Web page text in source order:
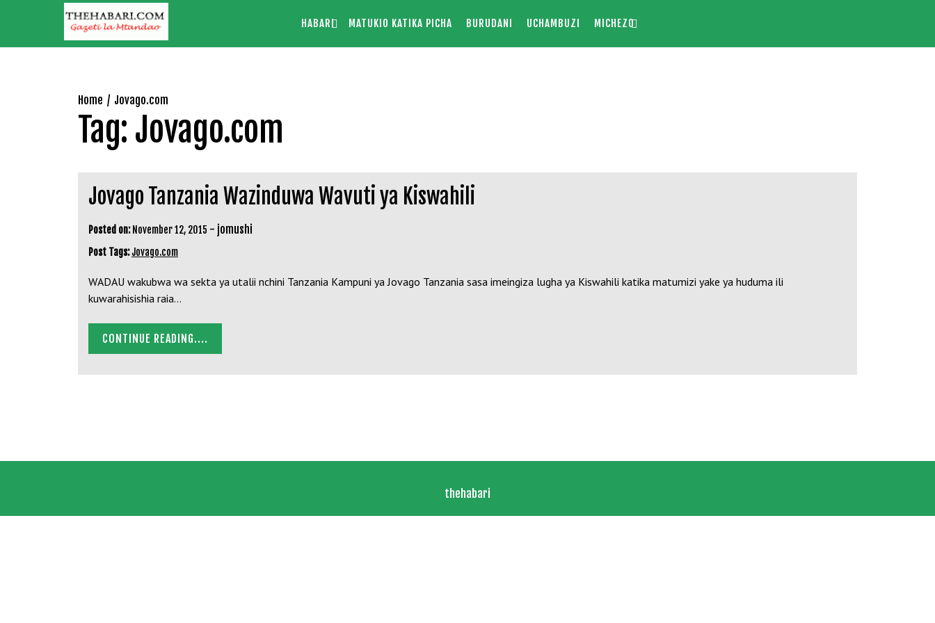
HABARI MATUKIO KATIKA PICHA BURUDANI UCHAMBUZI MICHEZO
Home Jovago.com
Tag: Jovago.com
Jovago Tanzania Wazinduwa Wavuti ya Kiswahili
Posted on: November 12, 2015 - jomushi
Post Tags:Jovago.com
WADAU wakubwa wa sekta ya utalii nchini Tanzania Kampuni ya Jovago Tanzania sasa imeingiza lugha ya Kiswahili katika matumizi yake ya huduma ili
kuwarahisishia raia…
CONTINUE READING....
thehabari